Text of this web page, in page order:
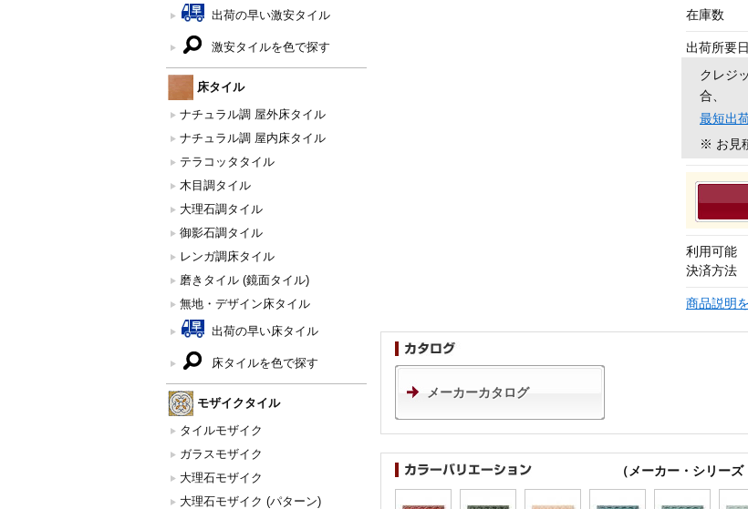
出荷の早い激安タイル
激安タイルを色で探す
床タイル
ナチュラル調 屋外床タイル
ナチュラル調 屋内床タイル
テラコッタタイル
木目調タイル
大理石調タイル
御影石調タイル
レンガ調床タイル
磨きタイル (鏡面タイル)
無地・デザイン床タイル
出荷の早い床タイル
床タイルを色で探す
モザイクタイル
タイルモザイク
ガラスモザイク
大理石モザイク
大理石モザイク (パターン)
在庫数
出荷所要
クレジ
合、
最短出
※ お見
利用可能
決済方法
商品説明
メーカーカタログ
（メーカー・シリー